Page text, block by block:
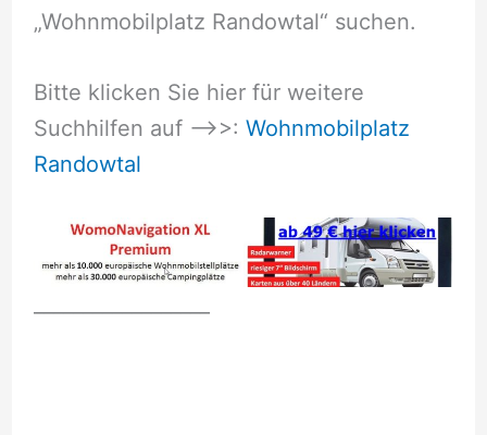
„Wohnmobilplatz Randowtal“ suchen.
Bitte klicken Sie hier für weitere
Suchhilfen auf –>>: Wohnmobilplatz
Randowtal